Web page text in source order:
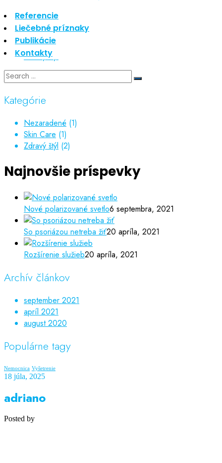
Referencie
Liečebné príznaky
Publikácie
Kontakty
Kategórie
Nezaradené
Skin Care
Zdravý štýl
Kategórie
Nezaradené (1)
Skin Care (1)
Zdravý štýl (2)
Najnovšie príspevky
Nové polarizované svetlo6 septembra, 2021
So psoriázou netreba žiť20 apríla, 2021
Rozšírenie služieb20 apríla, 2021
Archív článkov
september 2021
apríl 2021
august 2020
Populárne tagy
Nemocnica Vyšetrenie
18 júla, 2025
adriano
Posted by